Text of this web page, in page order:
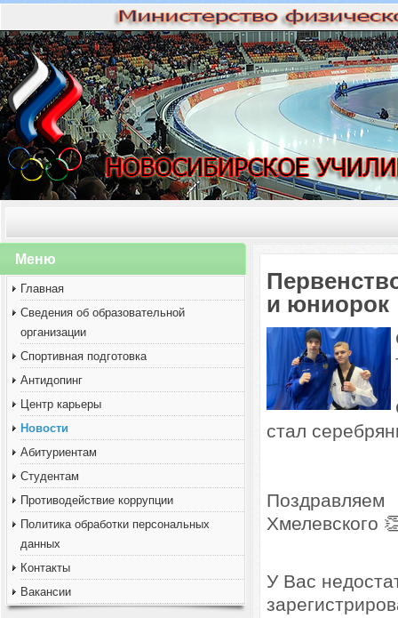
Меню
Главная
Сведения об образовательной
организации
Спортивная подготовка
Антидопинг
Центр карьеры
Новости
Абитуриентам
Студентам
Противодействие коррупции
Политика обработки персональных
данных
Контакты
Вакансии
и юниорок
стал
Хмелевского
У Вас